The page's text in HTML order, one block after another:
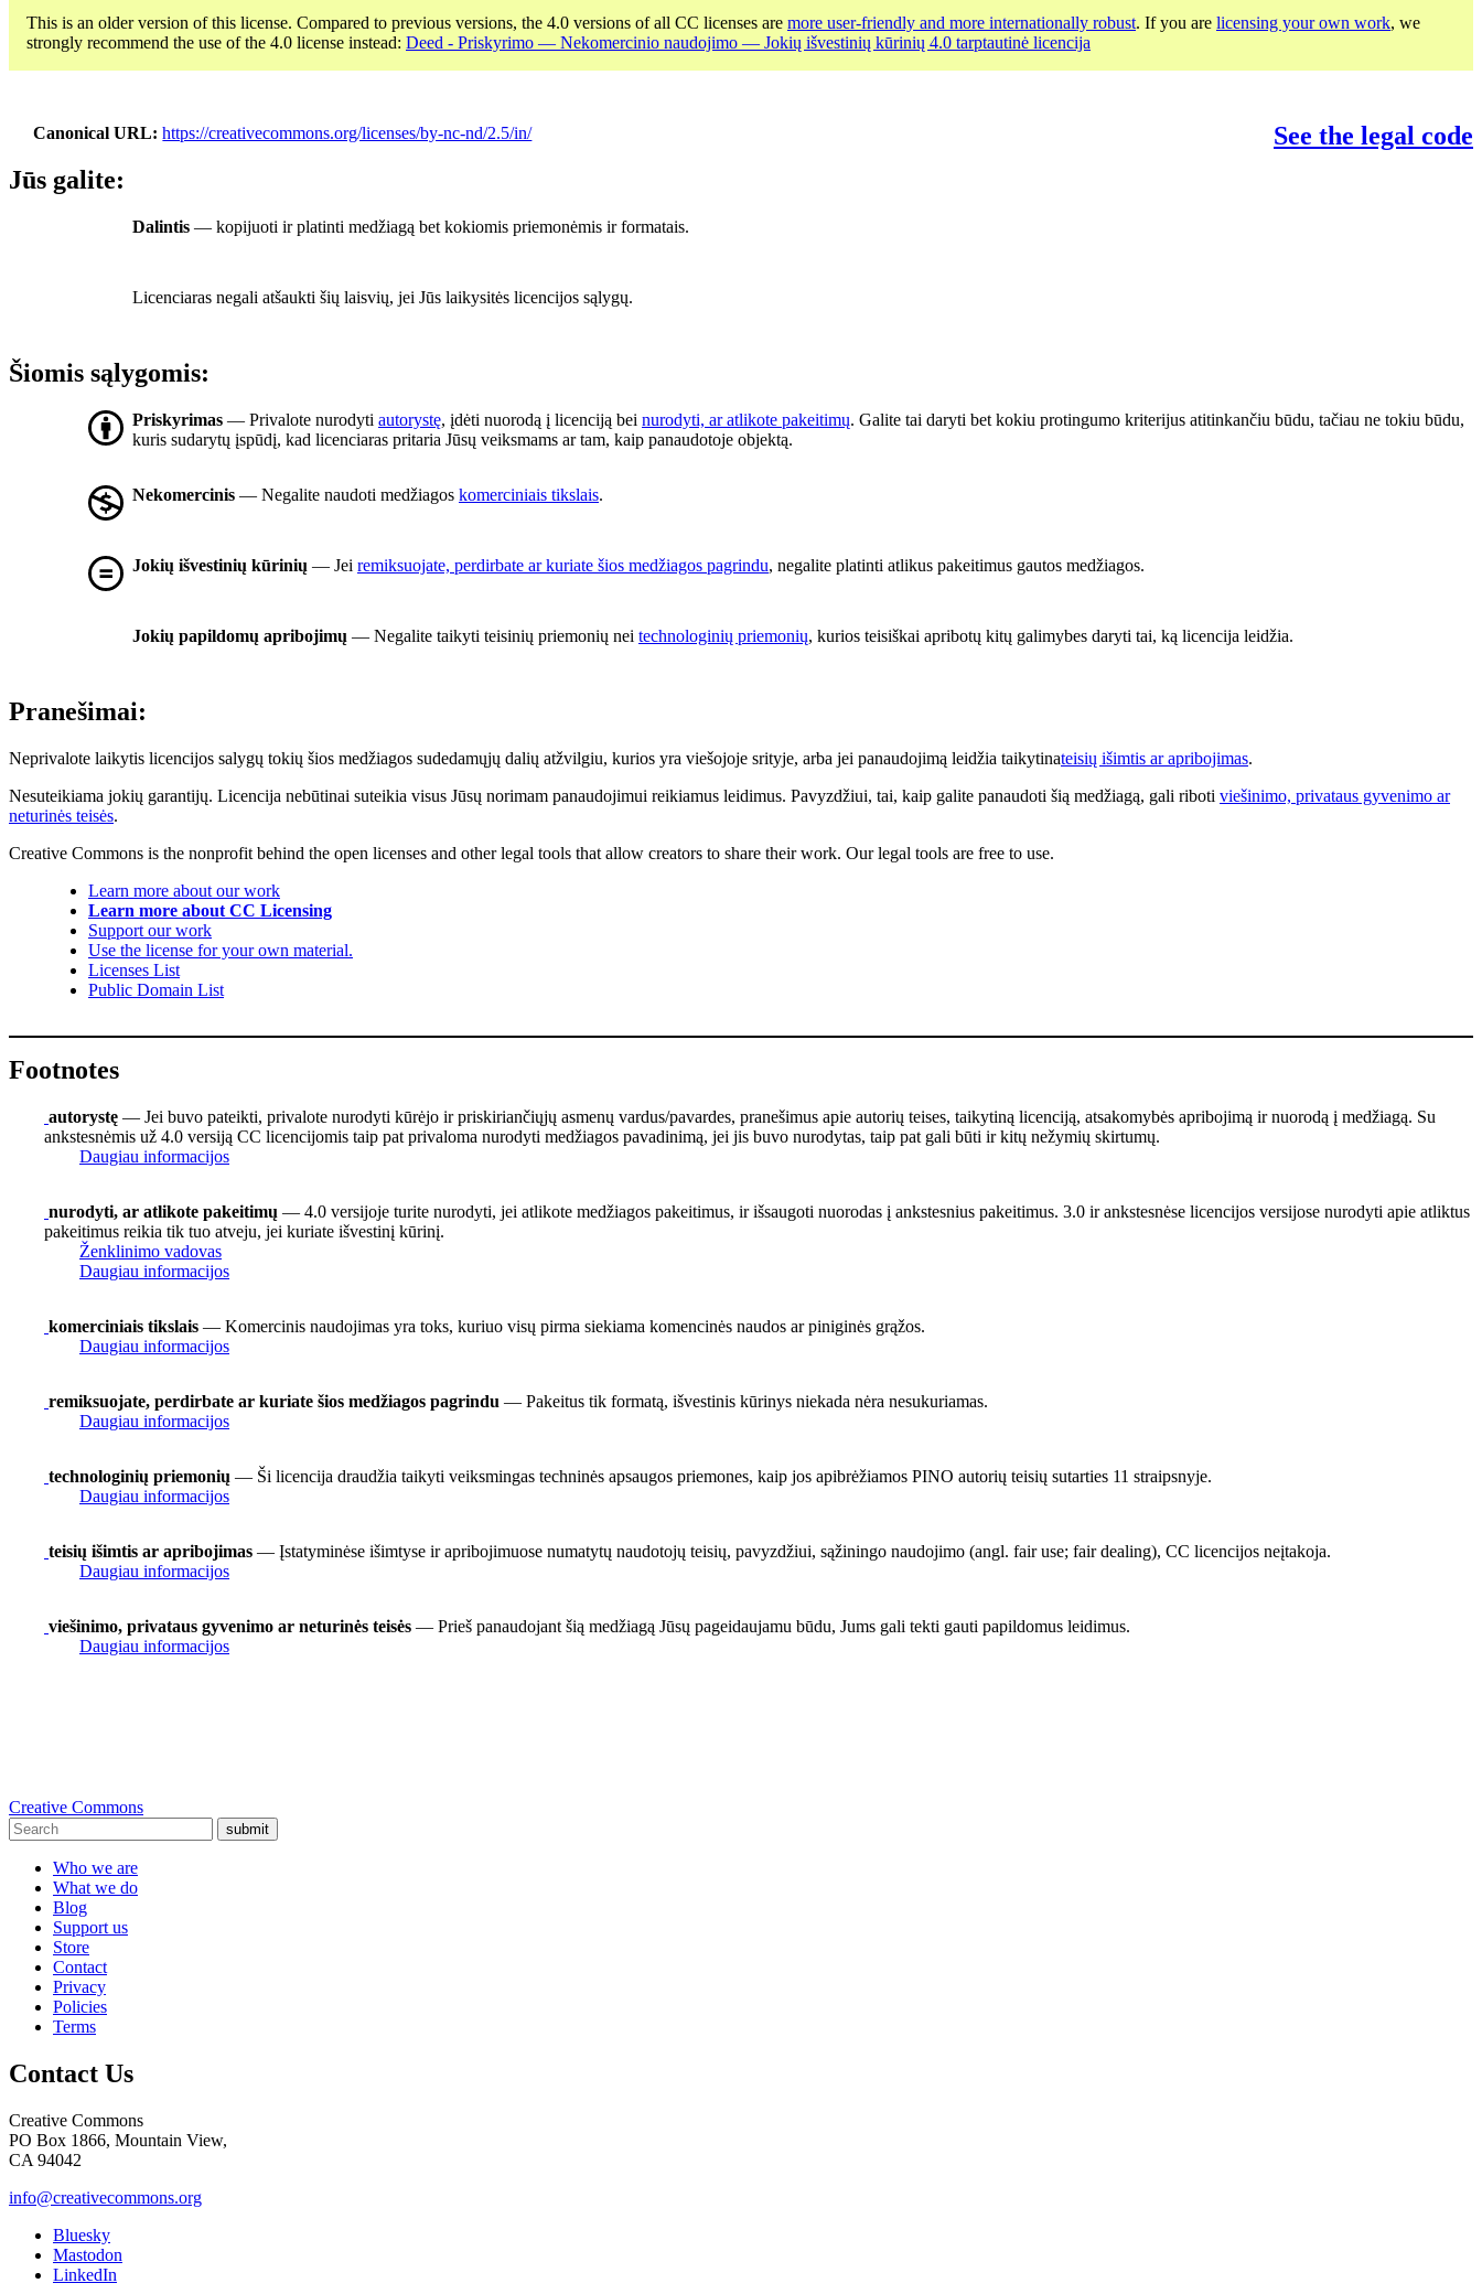
This is an older version of this license. Compared to previous versions, the 4.0 versions of all CC licenses are more user-friendly and more internationally robust. If you are licensing your own work, we
strongly recommend the use of the 4.0 license instead: Deed - Priskyrimo — Nekomercinio naudojimo — Jokių išvestinių kūrinių 4.0 tarptautinė licencija
Canonical URL https://creativecommons.org/licenses/by-nc-nd/2.5/in/
See the legal code
Jūs galite:
Dalintis — kopijuoti ir platinti medžiagą bet kokiomis priemonėmis ir formatais.
Licenciaras negali atšaukti šių laisvių, jei Jūs laikysitės licencijos sąlygų.
Šiomis sąlygomis:
Priskyrimas — Privalote nurodyti autorystę, įdėti nuorodą į licenciją bei nurodyti, ar atlikote pakeitimų. Galite tai daryti bet kokiu protingumo kriterijus atitinkančiu būdu, tačiau ne tokiu būdu,
kuris sudarytų įspūdį, kad licenciaras pritaria Jūsų veiksmams ar tam, kaip panaudotoje objektą.
Nekomercinis — Negalite naudoti medžiagos komerciniais tikslais.
Jokių išvestinių kūrinių — Jei remiksuojate, perdirbate ar kuriate šios medžiagos pagrindu, negalite platinti atlikus pakeitimus gautos medžiagos.
Jokių papildomų apribojimų — Negalite taikyti teisinių priemonių nei technologinių priemonių, kurios teisiškai apribotų kitų galimybes daryti tai, ką licencija leidžia.
Pranešimai:
Neprivalote laikytis licencijos salygų tokių šios medžiagos sudedamųjų dalių atžvilgiu, kurios yra viešojoje srityje, arba jei panaudojimą leidžia taikytinateisių išimtis ar apribojimas.
Nesuteikiama jokių garantijų. Licencija nebūtinai suteikia visus Jūsų norimam panaudojimui reikiamus leidimus. Pavyzdžiui, tai, kaip galite panaudoti šią medžiagą, gali riboti viešinimo, privataus gyvenimo ar
neturinės teisės.
Creative Commons is the nonprofit behind the open licenses and other legal tools that allow creators to share their work. Our legal tools are free to use.
Learn more about our work
Learn more about CC Licensing
Support our work
Use the license for your own material.
Licenses List
Public Domain List
Footnotes
autorystę — Jei buvo pateikti, privalote nurodyti kūrėjo ir priskiriančiųjų asmenų vardus/pavardes, pranešimus apie autorių teises, taikytiną licenciją, atsakomybės apribojimą ir nuorodą į medžiagą. Su
ankstesnėmis už 4.0 versiją CC licencijomis taip pat privaloma nurodyti medžiagos pavadinimą, jei jis buvo nurodytas, taip pat gali būti ir kitų nežymių skirtumų.
Daugiau informacijos
nurodyti, ar atlikote pakeitimų — 4.0 versijoje turite nurodyti, jei atlikote medžiagos pakeitimus, ir išsaugoti nuorodas į ankstesnius pakeitimus. 3.0 ir ankstesnėse licencijos versijose nurodyti apie atliktus
pakeitimus reikia tik tuo atveju, jei kuriate išvestinį kūrinį.
Ženklinimo vadovas
Daugiau informacijos
komerciniais tikslais — Komercinis naudojimas yra toks, kuriuo visų pirma siekiama komencinės naudos ar piniginės grąžos.
Daugiau informacijos
remiksuojate, perdirbate ar kuriate šios medžiagos pagrindu — Pakeitus tik formatą, išvestinis kūrinys niekada nėra nesukuriamas.
Daugiau informacijos
technologinių priemonių — Ši licencija draudžia taikyti veiksmingas techninės apsaugos priemones, kaip jos apibrėžiamos PINO autorių teisių sutarties 11 straipsnyje.
Daugiau informacijos
teisių išimtis ar apribojimas — Įstatyminėse išimtyse ir apribojimuose numatytų naudotojų teisių, pavyzdžiui, sąžiningo naudojimo (angl. fair use; fair dealing), CC licencijos neįtakoja.
Daugiau informacijos
viešinimo, privataus gyvenimo ar neturinės teisės — Prieš panaudojant šią medžiagą Jūsų pageidaujamu būdu, Jums gali tekti gauti papildomus leidimus.
Daugiau informacijos
Creative Commons
submit
Who we are
What we do
Blog
Support us
Store
Contact
Privacy
Policies
Terms
Contact Us
Creative Commons
PO Box 1866, Mountain View,
CA 94042
info@creativecommons.org
Bluesky
Mastodon
LinkedIn